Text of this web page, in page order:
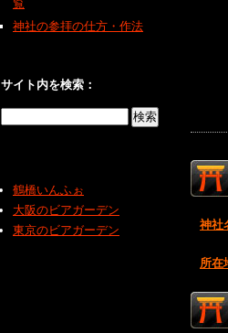
神社
所在
覧
神社の参拝の仕方・作法
サイト内を検索：
鶴橋いんふぉ
大阪のビアガーデン
東京のビアガーデン